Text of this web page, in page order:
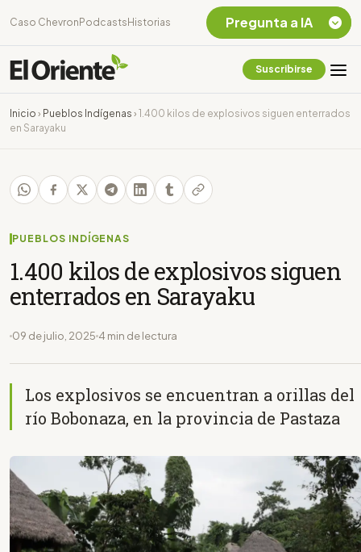
Caso Chevron Podcasts Historias
Suscribirse
Inicio › Pueblos Indígenas › 1.400 kilos de explosivos siguen enterrados
en Sarayaku
PUEBLOS INDÍGENAS
1.400 kilos de explosivos siguen
enterrados en Sarayaku
09 de julio, 2025 4 min de lectura
Los explosivos se encuentran a orillas del
río Bobonaza, en la provincia de Pastaza
Pregunta a IA
Chevron Ecuador